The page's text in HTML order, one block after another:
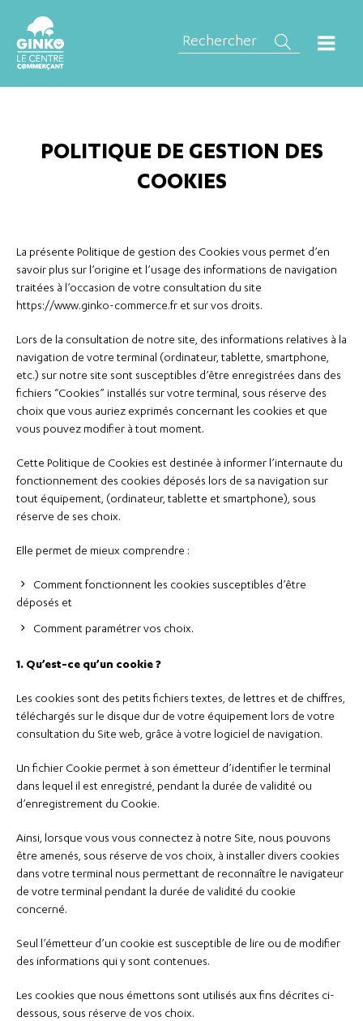
POLITIQUE DE GESTION DES
COOKIES
La présente Politique de gestion des Cookies vous permet d’en
savoir plus sur l’origine et l’usage des informations de navigation
traitées à l’occasion de votre consultation du site
https://www.ginko-commerce.fr et sur vos droits.
Lors de la consultation de notre site, des informations relatives à la
navigation de votre terminal (ordinateur, tablette, smartphone,
etc.) sur notre site sont susceptibles d’être enregistrées dans des
fichiers “Cookies” installés sur votre terminal, sous réserve des
choix que vous auriez exprimés concernant les cookies et que
vous pouvez modifier à tout moment.
Cette Politique de Cookies est destinée à informer l’internaute du
fonctionnement des cookies déposés lors de sa navigation sur
tout équipement, (ordinateur, tablette et smartphone), sous
réserve de ses choix.
Elle permet de mieux comprendre :
Comment fonctionnent les cookies susceptibles d’être
déposés et
Comment paramétrer vos choix.
1. Qu’est-ce qu’un cookie ?
Les cookies sont des petits fichiers textes, de lettres et de chiffres,
téléchargés sur le disque dur de votre équipement lors de votre
consultation du Site web, grâce à votre logiciel de navigation.
Un fichier Cookie permet à son émetteur d’identifier le terminal
dans lequel il est enregistré, pendant la durée de validité ou
d’enregistrement du Cookie.
Ainsi, lorsque vous vous connectez à notre Site, nous pouvons
être amenés, sous réserve de vos choix, à installer divers cookies
dans votre terminal nous permettant de reconnaître le navigateur
de votre terminal pendant la durée de validité du cookie
concerné.
Seul l’émetteur d’un cookie est susceptible de lire ou de modifier
des informations qui y sont contenues.
Les cookies que nous émettons sont utilisés aux fins décrites ci-
dessous, sous réserve de vos choix.